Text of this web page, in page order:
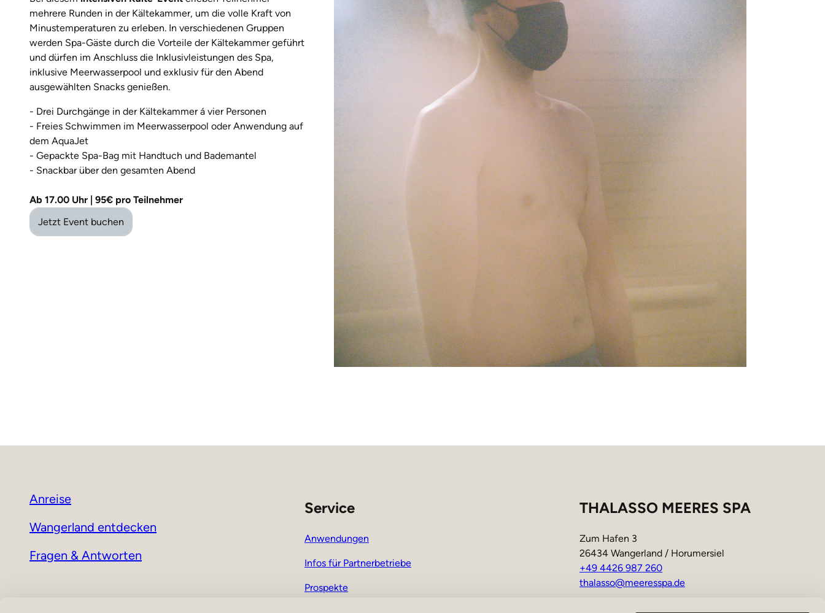
mehrere Runden in der Kältekammer, um die volle Kraft von
Minustemperaturen zu erleben. In verschiedenen Gruppen
werden Spa-Gäste durch die Vorteile der Kältekammer geführt
und dürfen im Anschluss die Inklusivleistungen des Spa,
inklusive Meerwasserpool und exklusiv für den Abend
ausgewählten Snacks genießen.
- Drei Durchgänge in der Kältekammer á vier Personen
- Freies Schwimmen im Meerwasserpool oder Anwendung auf
dem AquaJet
- Gepackte Spa-Bag mit Handtuch und Bademantel
- Snackbar über den gesamten Abend
Ab 17.00 Uhr | 95€ pro Teilnehmer
Jetzt Event buchen
Anreise
Wangerland entdecken
Fragen & Antworten
Service
Anwendungen
Infos für Partnerbetriebe
Prospekte
THALASSO MEERES SPA
Zum Hafen 3
26434 Wangerland / Horumersiel
+49 4426 987 260
thalasso@meeresspa.de